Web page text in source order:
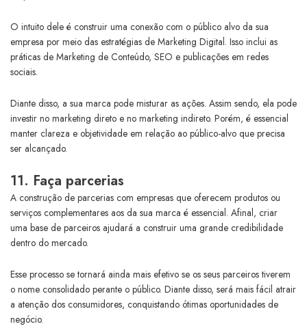
O intuito dele é construir uma conexão com o público alvo da sua
empresa por meio das estratégias de Marketing Digital. Isso inclui as
práticas de Marketing de Conteúdo, SEO e publicações em redes
sociais.
Diante disso, a sua marca pode misturar as ações. Assim sendo, ela pode
investir no marketing direto e no marketing indireto. Porém, é essencial
manter clareza e objetividade em relação ao público-alvo que precisa
ser alcançado.
11. Faça parcerias
A construção de parcerias com empresas que oferecem produtos ou
serviços complementares aos da sua marca é essencial. Afinal, criar
uma base de parceiros ajudará a construir uma grande credibilidade
dentro do mercado.
Esse processo se tornará ainda mais efetivo se os seus parceiros tiverem
o nome consolidado perante o público. Diante disso, será mais fácil atrair
a atenção dos consumidores, conquistando ótimas oportunidades de
negócio.